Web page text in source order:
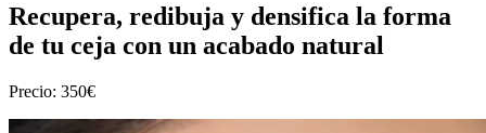
Recupera, redibuja y densifica la forma
de tu ceja con un acabado natural
Precio: 350€